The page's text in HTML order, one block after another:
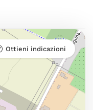
Ottieni indicazioni